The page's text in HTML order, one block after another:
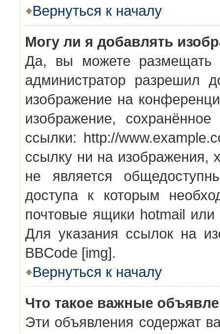
Вернуться к началу
Могу ли я добавлять
Да, вы можете размещать
администратор разрешил
изображение на
изображение,
ссылки: http://
ссылку ни на
не является
доступа к которым
почтовые ящики hotmail
Для указания ссылок на
BBCode [img].
Вернуться к началу
Что такое важные
Эти объявления содержат